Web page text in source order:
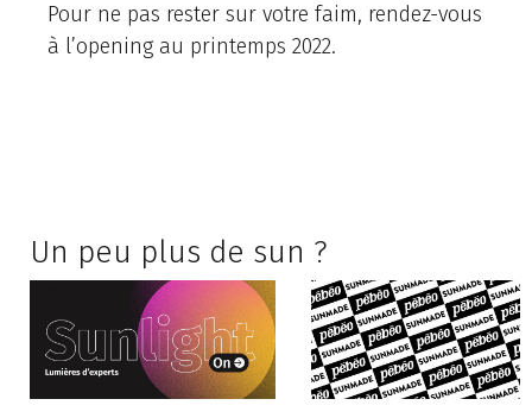
Pour ne pas rester sur votre faim, rendez-vous
à l’opening au printemps 2022.
Un peu plus de sun ?